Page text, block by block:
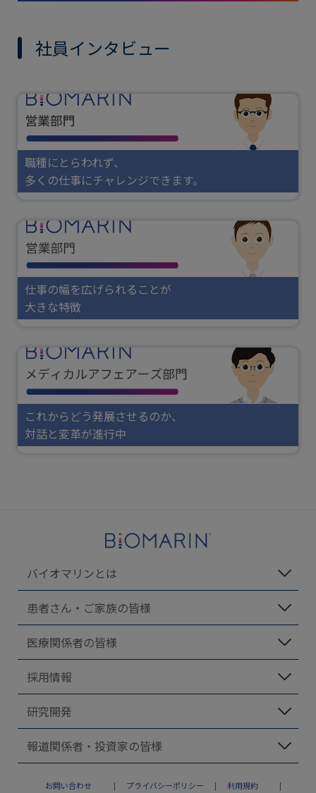
社員インタビュー
職種にとらわれず、
多くの仕事にチャレンジできます。
仕事の幅を広げられることが
大きな特徴
これからどう発展させるのか、
対話と変革が進行中
バイオマリンとは
患者さん・ご家族の皆様
医療関係者の皆様
採用情報
研究開発
報道関係者・投資家の皆様
お問い合わせ プライバシーポリシー 利用規約